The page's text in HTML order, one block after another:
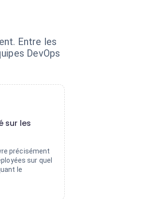
Entre les
DevOps
sur les
précisément
sur quel
le